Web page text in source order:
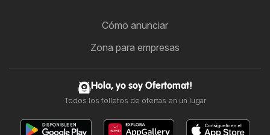
Cómo anunciar
Zona para empresas
Hola, yo soy Ofertomat!
Todos los folletos de ofertas en un lugar